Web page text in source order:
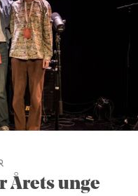
Årets unge